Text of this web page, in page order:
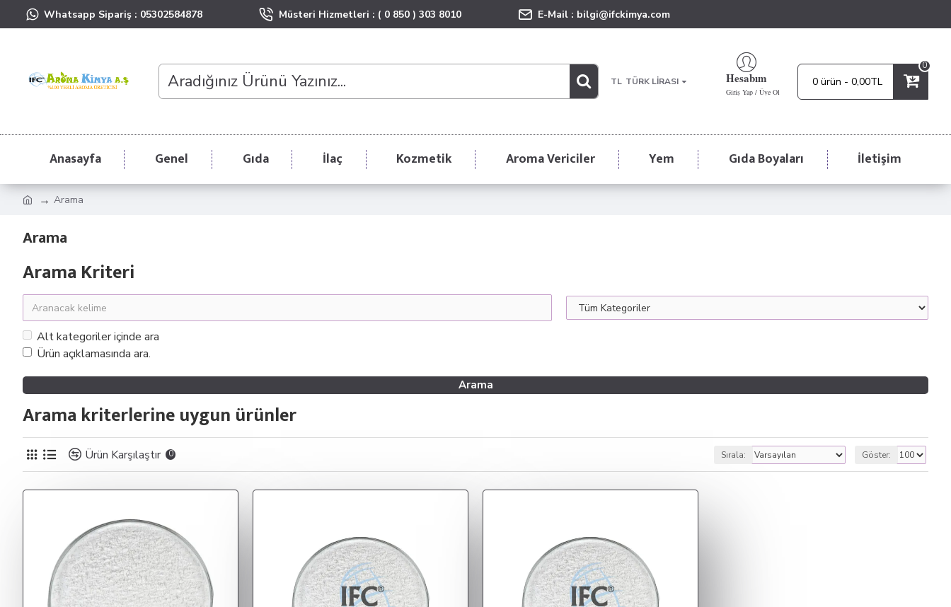
Whatsapp Sipariş : 05302584878 Müsteri Hizmetleri : ( 0 850 ) 303 8010 E-Mail : bilgi@ifckimya.com
TL TÜRK LIRASI Hesabım
Giriş Yap / Üye Ol
0 ürün - 0,00TL
0
Anasayfa Genel Gıda İlaç Kozmetik Aroma Vericiler Yem Gıda Boyaları İletişim
Arama
Arama
Arama Kriteri
Alt kategoriler içinde ara
Ürün açıklamasında ara.
Arama
Arama kriterlerine uygun ürünler
Ürün Karşılaştır 0 Sırala: Göster: